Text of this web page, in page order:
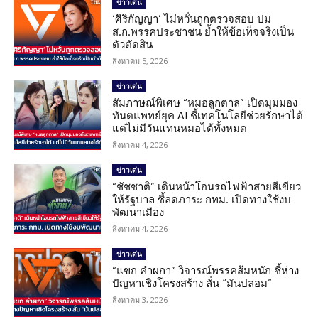
ข่าวเด่น
‘ศิริกัญญา’ ไม่หวั่นถูกตรวจสอบ ปม
ส.ก.พรรคประชาชน ย้ำให้ข้อเท็จจริงเป็น
ตัวตัดสิน
สิงหาคม 5, 2026
ข่าวเด่น
สัมภาษณ์พิเศษ “หมอลูกตาล” เปิดมุมมอง
ทันตแพทย์ยุค AI ชี้เทคโนโลยีช่วยรักษาได้
แต่ไม่มีวันแทนหมอได้ทั้งหมด
สิงหาคม 4, 2026
ข่าวเด่น
“ชัชชาติ” เดินหน้าโอนรถไฟฟ้าสายสีเขียว
ให้รัฐบาล ชี้ลดภาระ กทม. เปิดทางใช้งบ
พัฒนาเมือง
สิงหาคม 4, 2026
ข่าวเด่น
“แขก คำผกา” วิจารณ์พรรคส้มหนัก ชี้ห่าง
ปัญหาเชิงโครงสร้าง ลั่น “มันปลอม”
สิงหาคม 3, 2026